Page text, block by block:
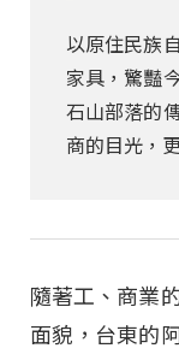
以原住民族
家具，驚豔
石山部落的
商的目光，
隨著工、商業
面貌，台東的